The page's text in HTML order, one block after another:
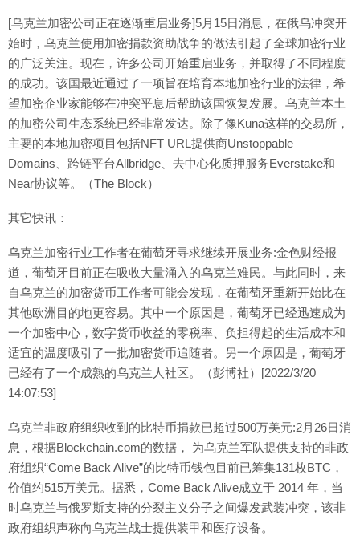
[乌克兰加密公司正在逐渐重启业务]5月15日消息，在俄乌冲突开
始时，乌克兰使用加密捐款资助战争的做法引起了全球加密行业
的广泛关注。现在，许多公司开始重启业务，并取得了不同程度
的成功。该国最近通过了一项旨在培育本地加密行业的法律，希
望加密企业家能够在冲突平息后帮助该国恢复发展。乌克兰本土
的加密公司生态系统已经非常发达。除了像Kuna这样的交易所，
主要的本地加密项目包括NFT URL提供商Unstoppable
Domains、跨链平台Allbridge、去中心化质押服务Everstake和
Near协议等。（The Block）
其它快讯：
乌克兰加密行业工作者在葡萄牙寻求继续开展业务:金色财经报
道，葡萄牙目前正在吸收大量涌入的乌克兰难民。与此同时，来
自乌克兰的加密货币工作者可能会发现，在葡萄牙重新开始比在
其他欧洲目的地更容易。其中一个原因是，葡萄牙已经迅速成为
一个加密中心，数字货币收益的零税率、负担得起的生活成本和
适宜的温度吸引了一批加密货币追随者。另一个原因是，葡萄牙
已经有了一个成熟的乌克兰人社区。（彭博社）[2022/3/20
14:07:53]
乌克兰非政府组织收到的比特币捐款已超过500万美元:2月26日消
息，根据Blockchain.com的数据， 为乌克兰军队提供支持的非政
府组织“Come Back Alive”的比特币钱包目前已筹集131枚BTC，
价值约515万美元。据悉，Come Back Alive成立于 2014 年，当
时乌克兰与俄罗斯支持的分裂主义分子之间爆发武装冲突，该非
政府组织声称向乌克兰战士提供装甲和医疗设备。